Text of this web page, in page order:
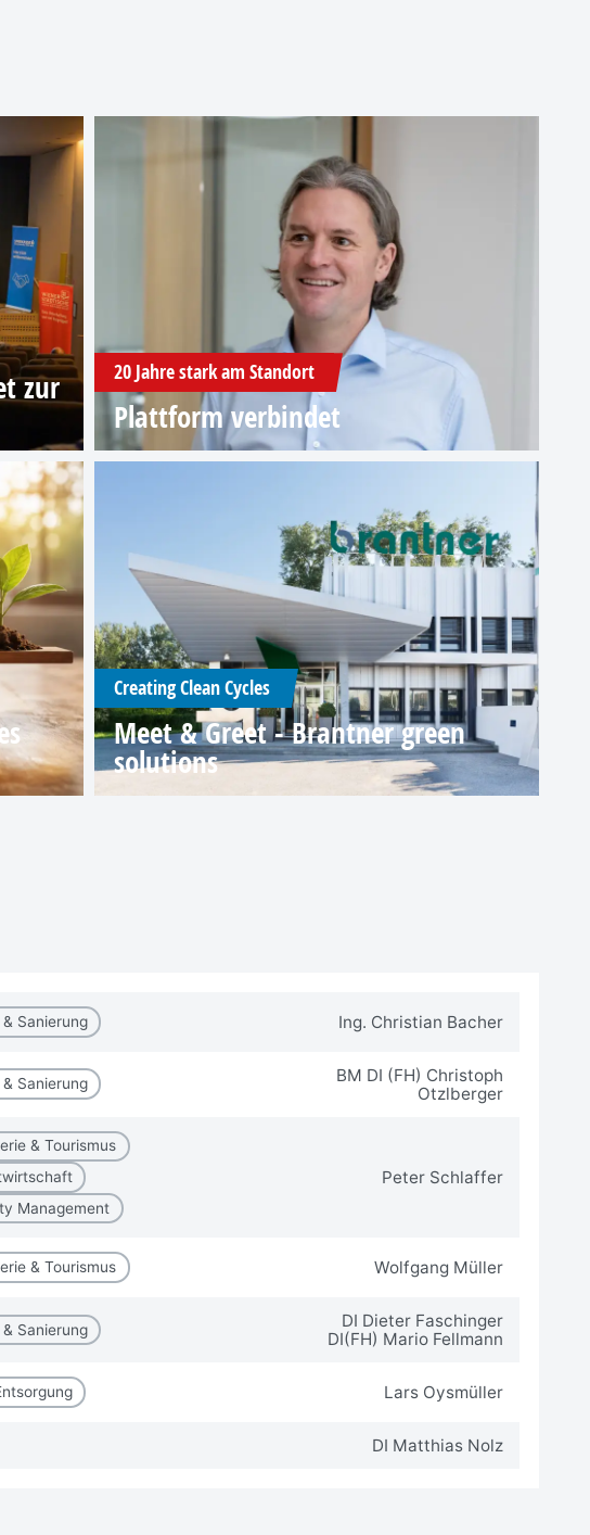
zur 20 Jahre stark am Standort
Plattform verbindet
Creating Clean Cycles
Meet & Greet - Brantner green
solutions
Sanierung Ing. Christian Bacher
Sanierung
BM DI (FH) Christoph
Otzlberger
& Tourismus
Management
Peter Schlaffer
& Tourismus Wolfgang Müller
Sanierung
DI Dieter Faschinger
DI(FH) Mario Fellmann
Lars Oysmüller
DI Matthias Nolz